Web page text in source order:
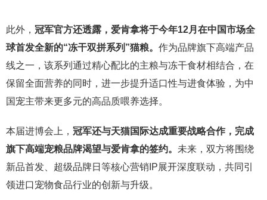
此外， 冠军官方还透露，爱肯拿将于今年12月在中国市场全
球首发全新的“冻干双拼系列”猫粮。 作为品牌旗下高端产品
线之一，该系列通过精心配比的主粮与冻干食材相结合，在
保留全面营养的同时，进一步提升适口性与进食体验，为中
国宠主带来更多元的高品质喂养选择。
本届进博会上， 冠军还与天猫国际达成重要战略合作，完成
旗下高端宠粮品牌渴望与爱肯拿的签约。 未来，双方将围绕
新品首发、超级品牌日等核心营销IP展开深度联动，共同引
领进口宠物食品行业的创新与升级。